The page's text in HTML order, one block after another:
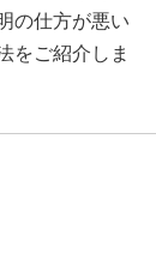
の仕方が悪い
をご紹介しま